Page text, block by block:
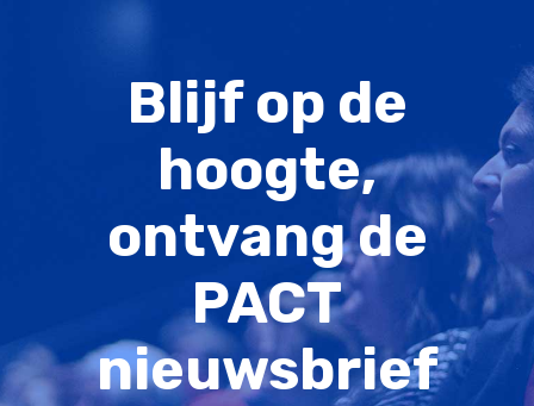
Blijf op de
hoogte,
ontvang de
PACT
nieuwsbrief